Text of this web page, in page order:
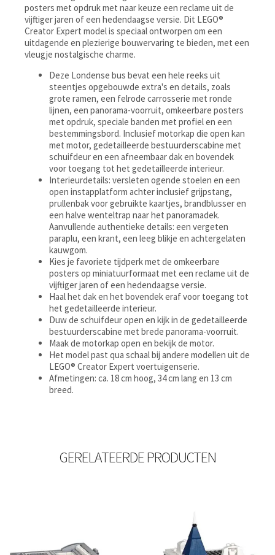
posters met opdruk met naar keuze een reclame uit de
vijftiger jaren of een hedendaagse versie. Dit LEGO®
Creator Expert model is speciaal ontworpen om een
uitdagende en plezierige bouwervaring te bieden, met een
vleugje nostalgische charme.
Deze Londense bus bevat een hele reeks uit
steentjes opgebouwde extra's en details, zoals
grote ramen, een felrode carrosserie met ronde
lijnen, een panorama-voorruit, omkeerbare posters
met opdruk, speciale banden met profiel en een
bestemmingsbord. Inclusief motorkap die open kan
met motor, gedetailleerde bestuurderscabine met
schuifdeur en een afneembaar dak en bovendek
voor toegang tot het gedetailleerde interieur.
Interieurdetails: versleten ogende stoelen en een
open instapplatform achter inclusief grijpstang,
prullenbak voor gebruikte kaartjes, brandblusser en
een halve wenteltrap naar het panoramadek.
Aanvullende authentieke details: een vergeten
paraplu, een krant, een leeg blikje en achtergelaten
kauwgom.
Kies je favoriete tijdperk met de omkeerbare
posters op miniatuurformaat met een reclame uit de
vijftiger jaren of een hedendaagse versie.
Haal het dak en het bovendek eraf voor toegang tot
het gedetailleerde interieur.
Duw de schuifdeur open en kijk in de gedetailleerde
bestuurderscabine met brede panorama-voorruit.
Maak de motorkap open en bekijk de motor.
Het model past qua schaal bij andere modellen uit de
LEGO® Creator Expert voertuigenserie.
Afmetingen: ca. 18 cm hoog, 34 cm lang en 13 cm
breed.
GERELATEERDE PRODUCTEN